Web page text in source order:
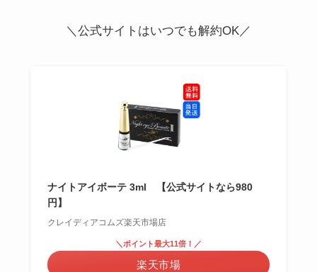
＼公式サイトはいつでも解約OK／
ナイトアイボーテ 3ml 【公式サイトなら980
円】
クレイディアコムズ楽天市場店
＼ポイント最大11倍！／
楽天市場